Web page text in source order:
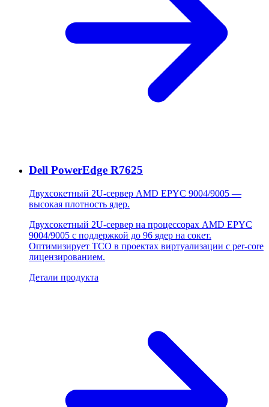
Dell PowerEdge R7625
Двухсокетный 2U-сервер AMD EPYC 9004/9005 —
высокая плотность ядер.
Двухсокетный 2U-сервер на процессорах AMD EPYC
9004/9005 с поддержкой до 96 ядер на сокет.
Оптимизирует TCO в проектах виртуализации с per-core
лицензированием.
Детали продукта